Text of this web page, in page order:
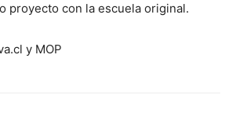
proyecto con la escuela original.
y MOP